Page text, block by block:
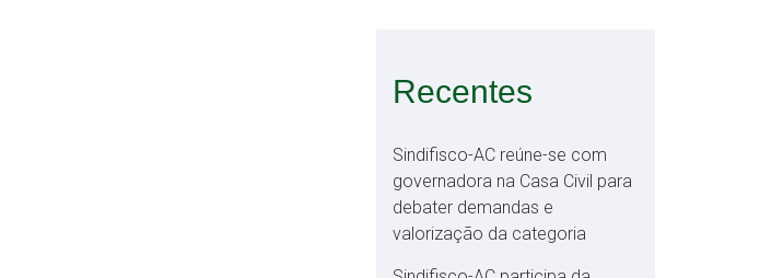
Recentes
Sindifisco-AC reúne-se com
governadora na Casa Civil para
debater demandas e
valorização da categoria